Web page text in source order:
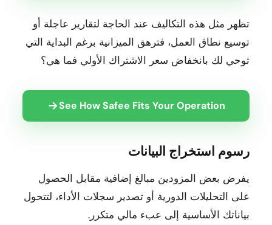
تظهر مثل هذه التكاليف عند الحاجة لتقارير عاجلة أو
توسيع نطاق العمل، فترهق الميزانية برغم البداية التي
توحي لك بانخفاض سعر الاشتراك الأولي فما هي؟
See How Safee Fits Your Operation
رسوم استخراج البيانات
يفرض بعض المزودين مبالغ إضافية مقابل الحصول
على التحليلات الدورية أو تصدير سجلات الأداء، لتتحول
بياناتك الأساسية إلى عبء مالي متكرر.